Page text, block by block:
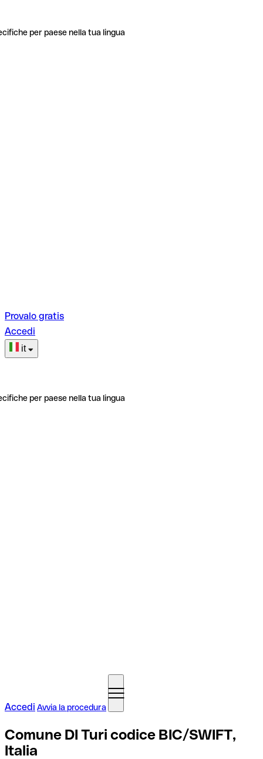
per paese nella tua lingua
Provalo gratis
Accedi
it
per paese nella tua lingua
Accedi Avvia la procedura
Comune DI Turi codice BIC/SWIFT,
Italia